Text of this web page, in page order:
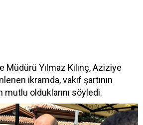
Müdürü Yılmaz Kılınç, Aziziye
ikramda, vakıf şartının
olduklarını söyledi.